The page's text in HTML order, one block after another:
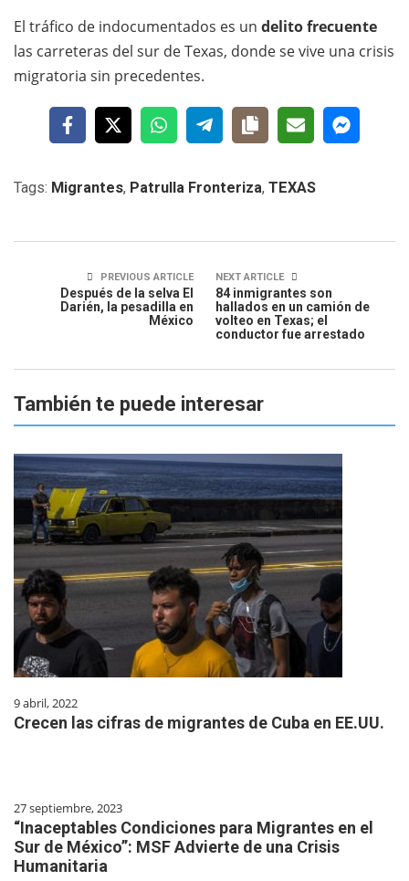
El tráfico de indocumentados es un delito frecuente
las carreteras del sur de Texas, donde se vive una crisis
migratoria sin precedentes.
Tags: Migrantes, Patrulla Fronteriza, TEXAS
PREVIOUS ARTICLE
Después de la selva El
Darién, la pesadilla en
México
NEXT ARTICLE
84 inmigrantes son
hallados en un camión de
volteo en Texas; el
conductor fue arrestado
También te puede interesar
9 abril, 2022
Crecen las cifras de migrantes de Cuba en EE.UU.
27 septiembre, 2023
“Inaceptables Condiciones para Migrantes en el
Sur de México”: MSF Advierte de una Crisis
Humanitaria